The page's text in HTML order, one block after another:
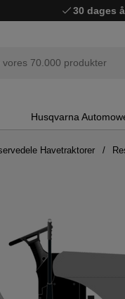
30 dages
Husqvarna
Havetraktorer